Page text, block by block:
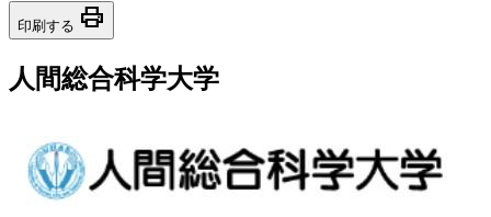
印刷する print
人間総合科学大学